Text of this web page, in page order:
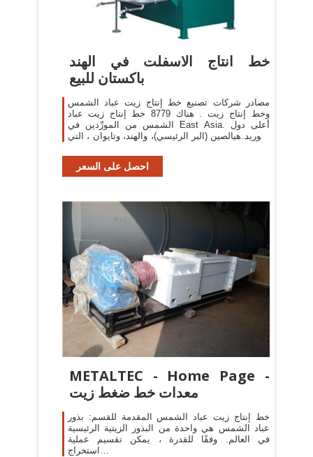
خط انتاج الاسفلت في الهند
باكستان للبيع
مصادر شركات تصنيع خط إنتاج زيت عباد الشمس
وخط إنتاج زيت . هناك 8779 خط إنتاج زيت عباد
الشمس من المورِّدين في East Asia. أعلى دول
التوريد هيالصين (البر الرئيسي)، والهند، وتايوان ، التي
احصل على السعر
METALTEC - Home Page -
معدات خط ضغط زيت
خط إنتاج زيت عباد الشمس المقدمة للقسم: بذور
عباد الشمس هي واحدة من البذور الزيتية الرئيسية
في العالم. وفقًا للقدرة ، يمكن تقسيم عملية
استخراج…